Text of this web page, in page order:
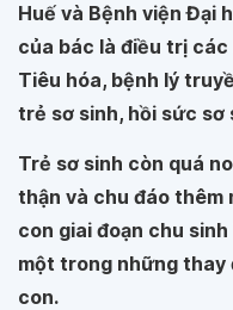
Huế và Bệnh viện Đại
của bác là điều trị các
Tiêu hóa, bệnh lý
trẻ sơ sinh, hồi sức sơ
Trẻ sơ sinh còn quá
thận và chu đáo
con giai đoạn chu
một trong những thay
con.